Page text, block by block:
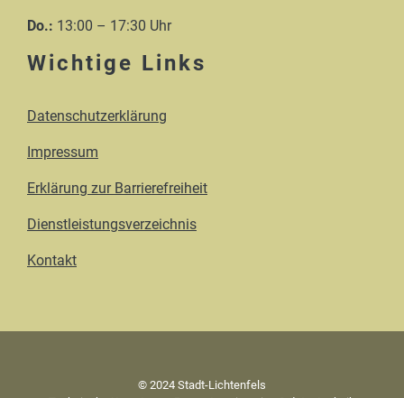
Do.: 13:00 – 17:30 Uhr
Wichtige Links
Datenschutzerklärung
Impressum
Erklärung zur Barrierefreiheit
Dienstleistungsverzeichnis
Kontakt
© 2024 Stadt-Lichtenfels